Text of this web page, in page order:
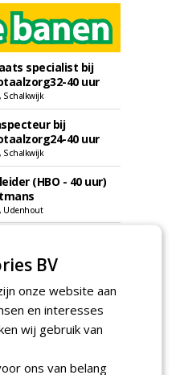
specialist bij
40 uur
Schalkwijk
bij
40 uur
Schalkwijk
(HBO - 40 uur)
Udenhout
/ boomverzorger
Weijtmans
BV
onze website aan
en interesses
wij gebruik van
ons van belang